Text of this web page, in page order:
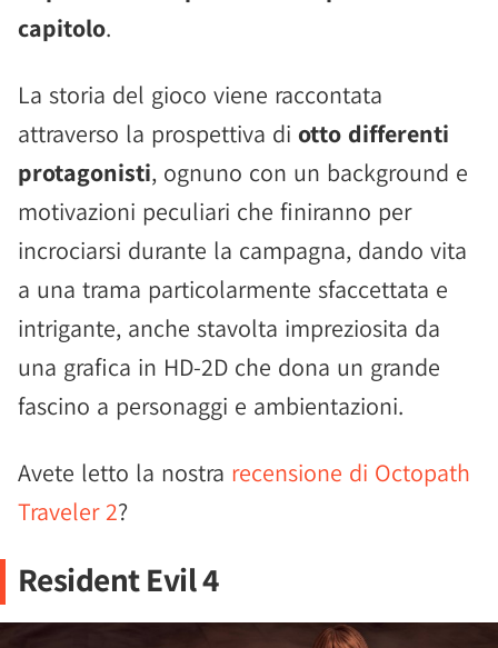
capitolo.
La storia del gioco viene raccontata
attraverso la prospettiva di otto differenti
protagonisti, ognuno con un background e
motivazioni peculiari che finiranno per
incrociarsi durante la campagna, dando vita
a una trama particolarmente sfaccettata e
intrigante, anche stavolta impreziosita da
una grafica in HD-2D che dona un grande
fascino a personaggi e ambientazioni.
Avete letto la nostra recensione di Octopath
Traveler 2?
Resident Evil 4